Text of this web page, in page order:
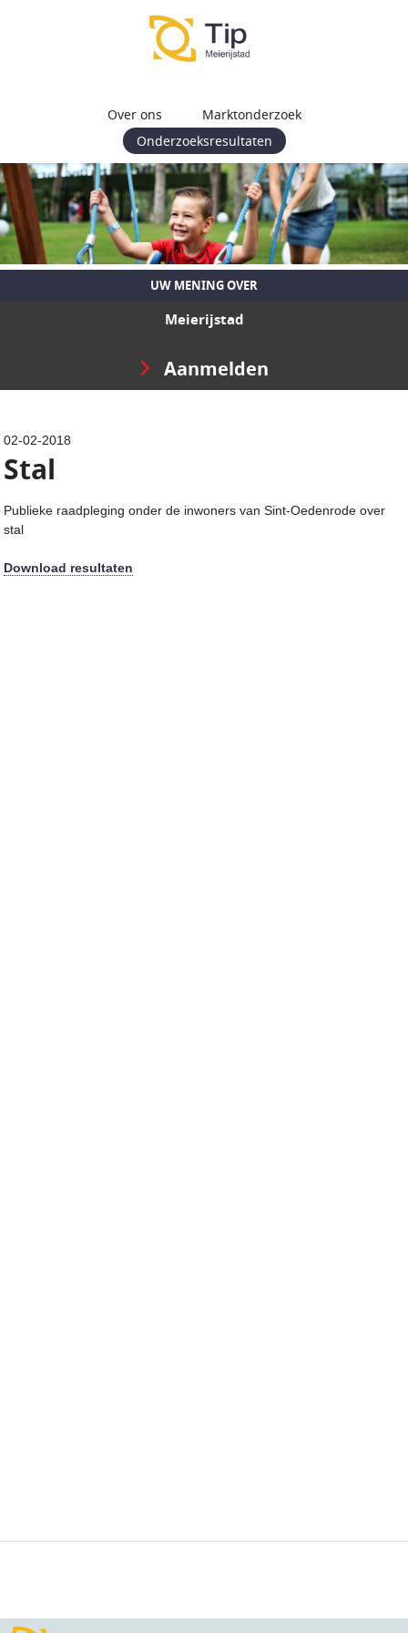
Over ons
Marktonderzoek
Onderzoeksresultaten
UW MENING OVER
Meierijstad
Aanmelden
02-02-2018
Stal
Publieke raadpleging onder de inwoners van Sint-Oedenrode over
stal
Download resultaten